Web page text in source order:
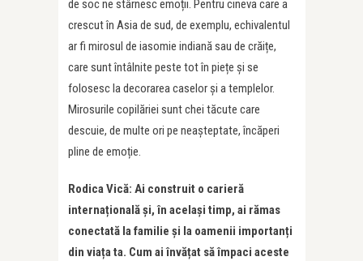
de soc ne stârnesc emoții. Pentru cineva care a
crescut în Asia de sud, de exemplu, echivalentul
ar fi mirosul de iasomie indiană sau de crăițe,
care sunt întâlnite peste tot în piețe și se
folosesc la decorarea caselor și a templelor.
Mirosurile copilăriei sunt chei tăcute care
descuie, de multe ori pe neașteptate, încăperi
pline de emoție.
Rodica Vică: Ai construit o carieră
internațională și, în același timp, ai rămas
conectată la familie și la oamenii importanți
din viața ta. Cum ai învățat să împaci aceste